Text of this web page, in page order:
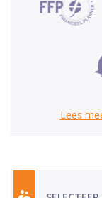
Lees